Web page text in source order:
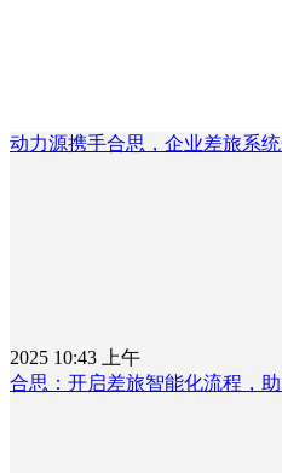
动力源携手合思，企业差旅系
2025 10:43 上午
合思：开启差旅智能化流程，